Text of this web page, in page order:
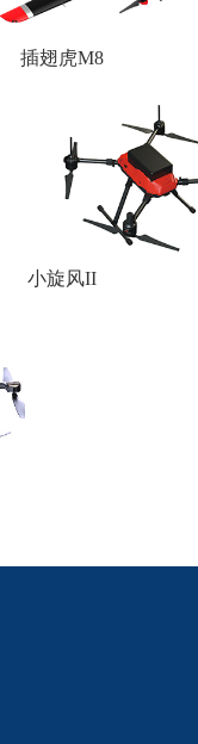
插翅虎M8
小旋风ΙΙ